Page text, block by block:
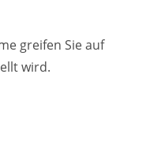
greifen Sie auf
wird.